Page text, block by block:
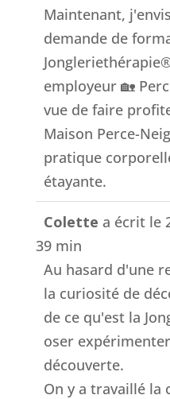
Maintenant,
demande de
employeur 🏡
vue de faire
Maison Perce-
pratique
étayante.
Colette a écrit le
39 min
Au hasard d'une
la curiosité de
de ce qu'est la
oser
découverte.
On y a travaillé la